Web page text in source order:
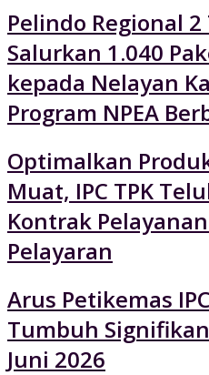
Pelindo Regional
Salurkan 1.040
kepada Nelayan
Program NPEA
Optimalkan
Muat, IPC TPK
Kontrak
Pelayaran
Arus Petikemas
Tumbuh
Juni 2026